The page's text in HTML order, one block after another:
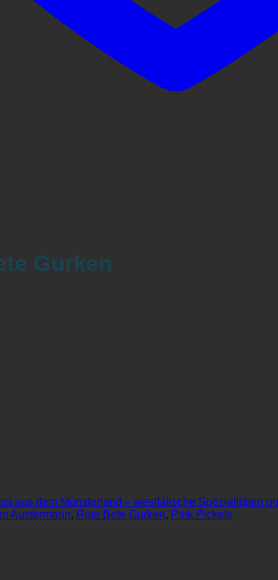
Gurken
aus dem Münsterland – westfälische Spezialitäten
Austermann, Rote Bete Gurken, Pink Pickels